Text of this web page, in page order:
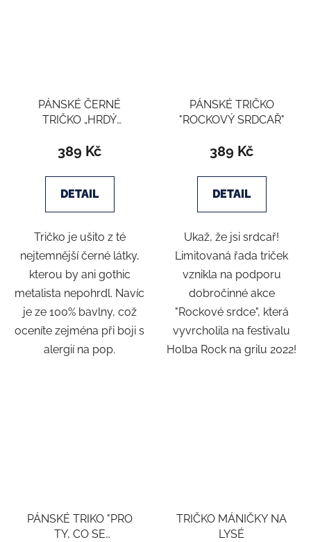
PÁNSKÉ ČERNÉ
TRIČKO „HRDÝ
389 Kč
DETAIL
Tričko je ušito z té
nejtemnější černé látky,
kterou by ani gothic
metalista nepohrdl. Navíc
je ze 100% bavlny, což
oceníte zejména při boji s
alergií na pop.
PÁNSKÉ TRIČKO
"ROCKOVÝ SRDCAŘ"
389 Kč
DETAIL
Ukaž, že jsi srdcař!
Limitovaná řada triček
vznikla na podporu
dobročinné akce
"Rockové srdce", která
vyvrcholila na festivalu
Holba Rock na grilu 2022!
PÁNSKÉ TRIKO "PRO
TY, CO SE
TRIČKO MÁNIČKY NA
LYSÉ